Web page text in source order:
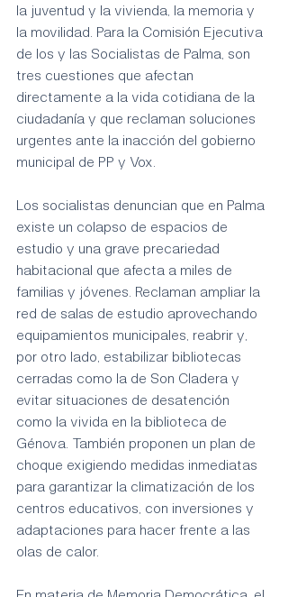
la juventud y la vivienda, la memoria y
la movilidad. Para la Comisión Ejecutiva
de los y las Socialistas de Palma, son
tres cuestiones que afectan
directamente a la vida cotidiana de la
ciudadanía y que reclaman soluciones
urgentes ante la inacción del gobierno
municipal de PP y Vox.
Los socialistas denuncian que en Palma
existe un colapso de espacios de
estudio y una grave precariedad
habitacional que afecta a miles de
familias y jóvenes. Reclaman ampliar la
red de salas de estudio aprovechando
equipamientos municipales, reabrir y,
por otro lado, estabilizar bibliotecas
cerradas como la de Son Cladera y
evitar situaciones de desatención
como la vivida en la biblioteca de
Génova. También proponen un plan de
choque exigiendo medidas inmediatas
para garantizar la climatización de los
centros educativos, con inversiones y
adaptaciones para hacer frente a las
olas de calor.